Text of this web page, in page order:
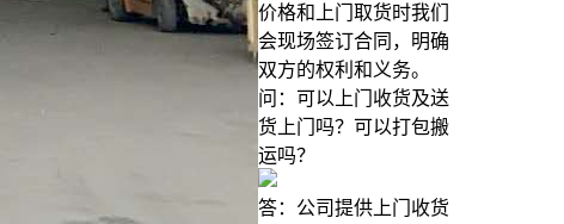
价格和上门取货时我们
会现场签订合同，明确
双方的权利和义务。
问：可以上门收货及送
货上门吗？可以打包搬
运吗？
答：公司提供上门收货